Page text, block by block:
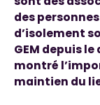
des
d’isolement
GEM depuis
montré
maintien du